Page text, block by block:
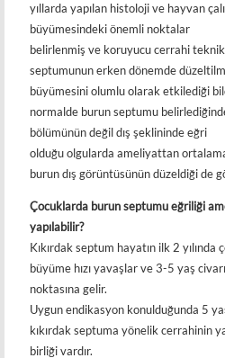
yıllarda yapılan histoloji ve hayvan
büyümesindeki önemli noktalar
belirlenmiş ve koruyucu cerrahi
septumunun erken dönemde
büyümesini olumlu olarak etkilediği
normalde burun septumu
bölümünün değil dış şeklininde eğri
olduğu olgularda ameliyattan
burun dış görüntüsünün düzeldiği de
Çocuklarda burun septumu eğriliği
yapılabilir?
Kıkırdak septum hayatın ilk 2 yılında
büyüme hızı yavaşlar ve 3-5 yaş
noktasına gelir.
Uygun endikasyon konulduğunda 5
kıkırdak septuma yönelik cerrahinin
birliği vardır.